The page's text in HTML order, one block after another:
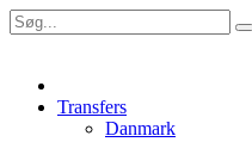
Transfers
Danmark